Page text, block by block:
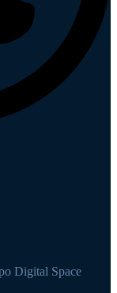
Digital Space